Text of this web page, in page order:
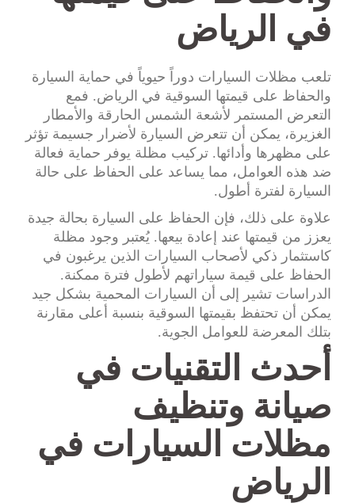
في الرياض
تلعب مظلات السيارات دوراً حيوياً في حماية السيارة
والحفاظ على قيمتها السوقية في الرياض. فمع
التعرض المستمر لأشعة الشمس الحارقة والأمطار
الغزيرة، يمكن أن تتعرض السيارة لأضرار جسيمة تؤثر
على مظهرها وأدائها. تركيب مظلة يوفر حماية فعالة
ضد هذه العوامل، مما يساعد على الحفاظ على حالة
السيارة لفترة أطول.
علاوة على ذلك، فإن الحفاظ على السيارة بحالة جيدة
يعزز من قيمتها عند إعادة بيعها. يُعتبر وجود مظلة
كاستثمار ذكي لأصحاب السيارات الذين يرغبون في
الحفاظ على قيمة سياراتهم لأطول فترة ممكنة.
الدراسات تشير إلى أن السيارات المحمية بشكل جيد
يمكن أن تحتفظ بقيمتها السوقية بنسبة أعلى مقارنة
بتلك المعرضة للعوامل الجوية.
أحدث التقنيات في
صيانة وتنظيف
مظلات السيارات في
الرياض